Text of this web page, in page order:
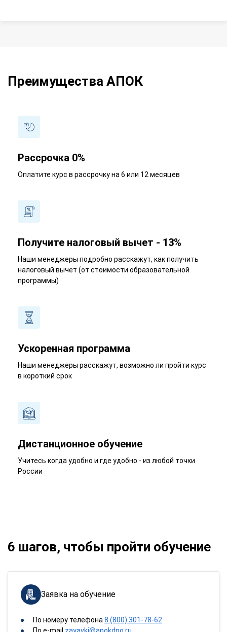
Преимущества АПОК
Рассрочка 0%
Оплатите курс в рассрочку на 6 или 12 месяцев
Получите налоговый вычет - 13%
Наши менеджеры подробно расскажут, как получить
налоговый вычет (от стоимости образовательной
программы)
Ускоренная программа
Наши менеджеры расскажут, возможно ли пройти курс
в короткий срок
Дистанционное обучение
Учитесь когда удобно и где удобно - из любой точки
России
6 шагов, чтобы пройти обучение
Заявка на обучение
По номеру телефона8 (800) 301-78-62